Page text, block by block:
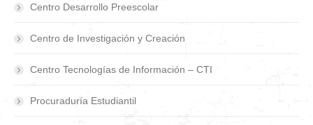
Centro Desarrollo Preescolar
Centro de Investigación y Creación
Centro Tecnologías de Información – CTI
Procuraduría Estudiantil